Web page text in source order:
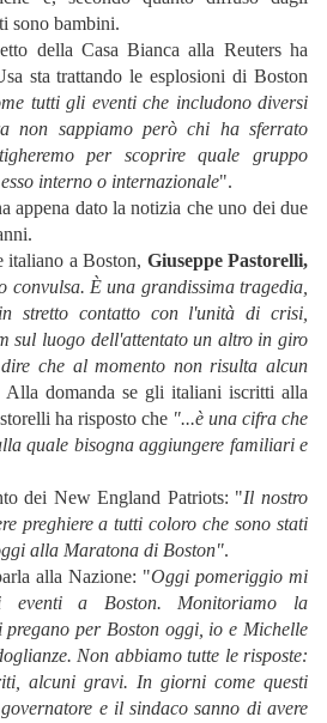
sono bambini.
della Casa Bianca alla Reuters ha
sta trattando le esplosioni di Boston
tutti gli eventi che includono diversi
non sappiamo però chi ha sferrato
per scoprire quale gruppo
interno o internazionale".
appena dato la notizia che uno dei due
a Boston, Giuseppe Pastorelli,
convulsa. È una grandissima tragedia,
stretto contatto con l'unità di crisi,
sul luogo dell'attentato un altro in giro
che al momento non risulta alcun
Alla domanda se gli italiani iscritti alla
ha risposto che "...è una cifra che
quale bisogna aggiungere familiari e
dei New England Patriots: "Il nostro
preghiere a tutti coloro che sono stati
alla Maratona di Boston".
alla Nazione: "Oggi pomeriggio mi
eventi a Boston. Monitoriamo la
per Boston oggi, io e Michelle
Non abbiamo tutte le risposte:
alcuni gravi. In giorni come questi
e il sindaco sanno di avere